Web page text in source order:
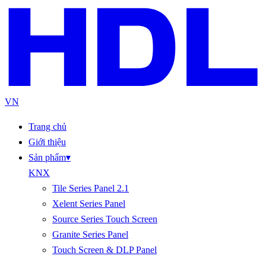
VN
Trang chủ
Giới thiệu
Sản phẩm▾
KNX
Tile Series Panel 2.1
Xelent Series Panel
Source Series Touch Screen
Granite Series Panel
Touch Screen & DLP Panel